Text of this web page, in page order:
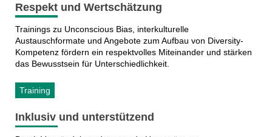
Respekt und Wertschätzung
Trainings zu Unconscious Bias, interkulturelle
Austauschformate und Angebote zum Aufbau von Diversity-
Kompetenz fördern ein respektvolles Miteinander und stärken
das Bewusstsein für Unterschiedlichkeit.
Training
Inklusiv und unterstützend